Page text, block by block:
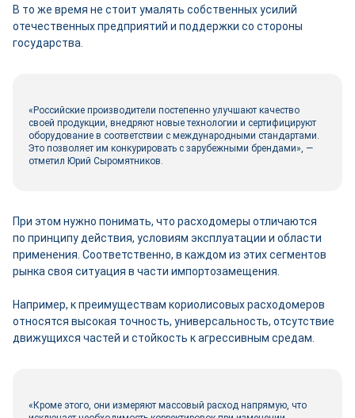
В то же время не стоит умалять собственных усилий
отечественных предприятий и поддержки со стороны
государства.
«Российские производители постепенно улучшают качество
своей продукции, внедряют новые технологии и сертифицируют
оборудование в соответствии с международными стандартами.
Это позволяет им конкурировать с зарубежными брендами», ―
отметил Юрий Сыромятников.
При этом нужно понимать, что расходомеры отличаются
по принципу действия, условиям эксплуатации и области
применения. Соответственно, в каждом из этих сегментов
рынка своя ситуация в части импортозамещения.
Например, к преимуществам кориолисовых расходомеров
относятся высокая точность, универсальность, отсутствие
движущихся частей и стойкость к агрессивным средам.
«Кроме этого, они измеряют массовый расход напрямую, что